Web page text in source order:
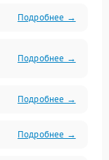
Подробнее →
Подробнее →
Подробнее →
Подробнее →